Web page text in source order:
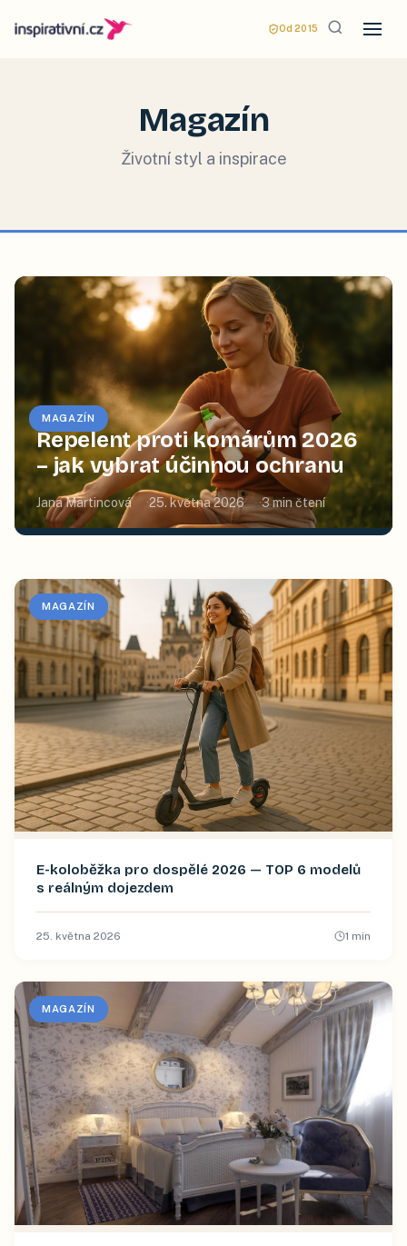
Od 2015
Magazín
Životní styl a inspirace
MAGAZÍN
Repelent proti komárům 2026
– jak vybrat účinnou ochranu
Jana Martincová 25. května 2026 3min čtení
MAGAZÍN
E-koloběžka pro dospělé 2026 — TOP 6 modelů
s reálným dojezdem
25. května 2026 1 min
MAGAZÍN